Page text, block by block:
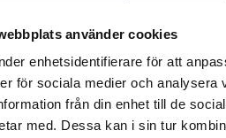
använder cookies
enhetsidentifierare för att
för sociala medier och
från din enhet till de
med. Dessa kan i sin tur
Jaktkort
Oma riista -
Ansökan om